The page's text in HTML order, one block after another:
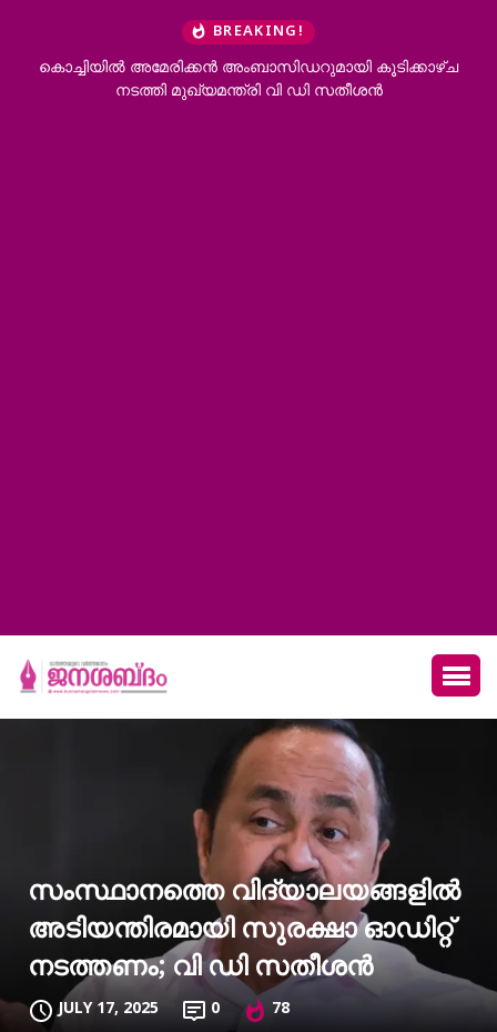
BREAKING!
കോന്നി ആനക്കൂട്ടിൽ ആനയുടെ ചവിട്ടേറ്റ് പാപ്പാൻ
സംസ്ഥാനത്തെ വിദ്യാലയങ്ങളില്‍
അടിയന്തിരമായി സുരക്ഷാ ഓഡിറ്റ്
നടത്തണം; വി ഡി സതീശന്‍
JULY 17, 2025 0 78